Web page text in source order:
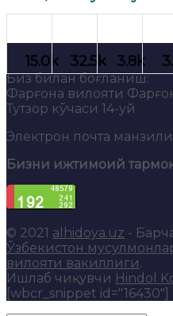
Биз билан боғланиш:
Фарғона вилояти
Тутзор кўчаси 14-уй
Электрон почта
Бизни ижтимоий
© 2021 alhidoya.uz -
Ўзбекистон
вилояти вакиллиги.
Ишлаб чиқувчи Hindol
[wbcr_snippet id="16430"]